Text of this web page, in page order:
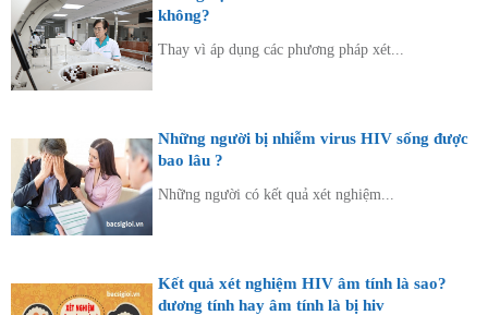
không?
Thay vì áp dụng các phương pháp xét...
Những người bị nhiễm virus HIV sống được
bao lâu ?
Những người có kết quả xét nghiệm...
Kết quả xét nghiệm HIV âm tính là sao?
dương tính hay âm tính là bị hiv